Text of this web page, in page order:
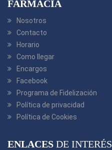
FARMACIA
Nosotros
Contacto
Horario
Como llegar
Encargos
Facebook
Programa de Fidelización
Política de privacidad
Política de Cookies
ENLACES DE INTERÉS